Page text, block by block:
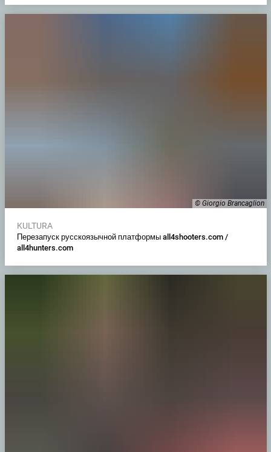
© Giorgio Brancaglion
KULTURA
Перезапуск русскоязычной платформы all4shooters.com /
all4hunters.com